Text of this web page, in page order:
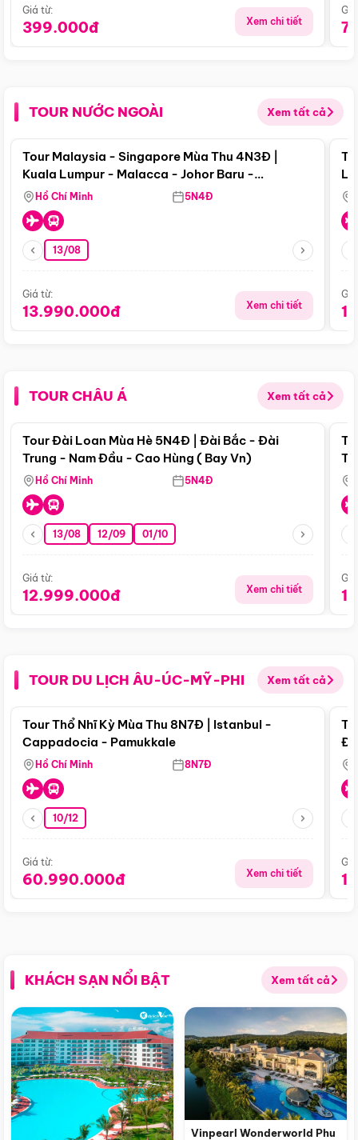
Giá từ:
399.000đ Xem chi tiết
TOUR NƯỚC NGOÀI Xem tất cả
Điểm nổi bật
Tour Malaysia - Singapore Mùa Thu 4N3Đ |
Kuala Lumpur - Malacca - Johor Baru -
Singapore
Hồ Chí Minh 5N4Đ
13/08
Giá từ:
13.990.000đ Xem chi tiết
TOUR CHÂU Á Xem tất cả
Điểm nổi bật
Tour Đài Loan Mùa Hè 5N4Đ | Đài Bắc - Đài
Trung - Nam Đầu - Cao Hùng ( Bay Vn)
Hồ Chí Minh 5N4Đ
13/08 12/09 01/10
Giá từ:
12.999.000đ Xem chi tiết
TOUR DU LỊCH ÂU-ÚC-MỸ-PHI Xem tất cả
Điểm nổi bật
Tour Thổ Nhĩ Kỳ Mùa Thu 8N7Đ | Istanbul -
Cappadocia - Pamukkale
Hồ Chí Minh 8N7Đ
10/12
Giá từ:
60.990.000đ Xem chi tiết
KHÁCH SẠN NỔI BẬT Xem tất cả
Vinpearl Wonderworld Phu